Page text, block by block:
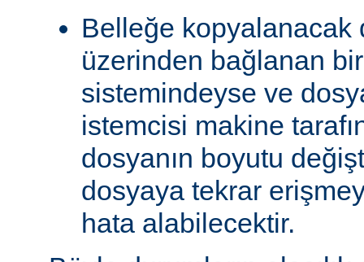
Belleğe kopyalanacak
üzerinden bağlanan
sistemindeyse ve
istemcisi makine
dosyanın boyutu
dosyaya tekrar
hata alabilecektir.